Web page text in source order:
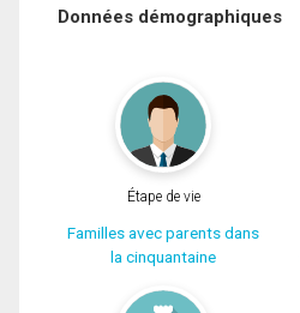
Données démographiques
Étape de vie
Familles avec parents dans
la cinquantaine